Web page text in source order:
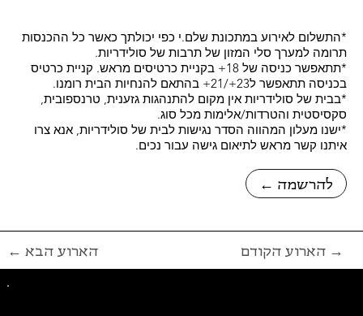
← להרשמה
*התשלום לאירוע במתכונת שלם.י כפי יכולתך כאשר כל ההכנסות
תרומה למערך סלי המזון של תרבות של סולידריות.
*תתאפשר כניסה של 18+ בקניית כרטיסים מראש. קניית כרטיס
בכניסה תתאפשר ל23+/21+ בהתאם להנחיות הבית רומנו.
*בבית של סולידריות אין מקום להתנהגות גזענית, טרנספובית,
סקסיסטית והטרדות/אלימות מכל סוג.
*ישנו מעלון המהווה הסדר נגישות לבית של סולידריות, אנא צרו
איתנו קשר מראש לתיאום גישה עבור נכים.
← הארוע הבא הארוע הקודם →